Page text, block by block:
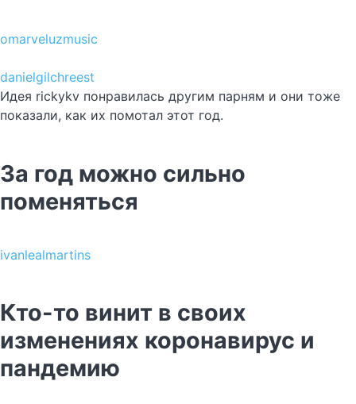
omarveluzmusic
danielgilchreest
Идея rickykv понравилась другим парням и они тоже
показали, как их помотал этот год.
За год можно сильно
поменяться
ivanlealmartins
Кто-то винит в своих
изменениях коронавирус и
пандемию